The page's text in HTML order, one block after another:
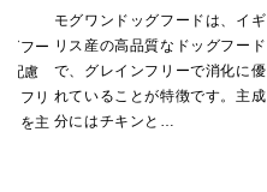
フー
配慮
フリ
を主
モグワンドッグフードは、イギ
リス産の高品質なドッグフード
で、グレインフリーで消化に優
れていることが特徴です。主成
分にはチキンと…